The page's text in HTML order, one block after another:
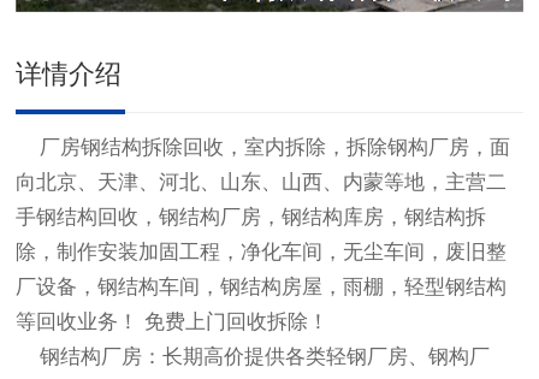
详情介绍
厂房钢结构拆除回收，室内拆除，拆除钢构厂房，面
向北京、天津、河北、山东、山西、内蒙等地，主营二
手钢结构回收 ，钢结构厂房，钢结构库房，钢结构拆
除 ，制作安装加固工程，净化车间，无尘车间，废旧整
厂设备，钢结构车间，钢结构房屋，雨棚，轻型钢结构
等回收业务！ 免费上门回收拆除！
钢结构厂房：长期高价提供各类轻钢厂房、钢构厂